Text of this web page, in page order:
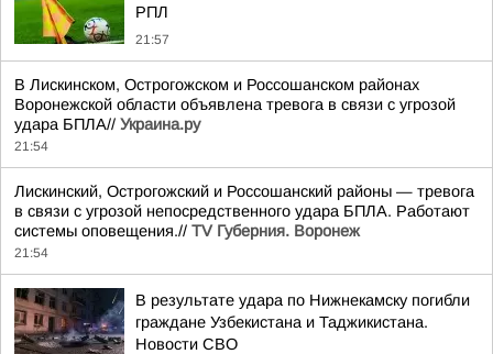
РПЛ
21:57
В Лискинском, Острогожском и Россошанском районах
Воронежской области объявлена тревога в связи с угрозой
удара БПЛА// Украина.ру
21:54
Лискинский, Острогожский и Россошанский районы — тревога
в связи с угрозой непосредственного удара БПЛА. Работают
системы оповещения.// TV Губерния. Воронеж
21:54
В результате удара по Нижнекамску погибли
граждане Узбекистана и Таджикистана.
Новости СВО